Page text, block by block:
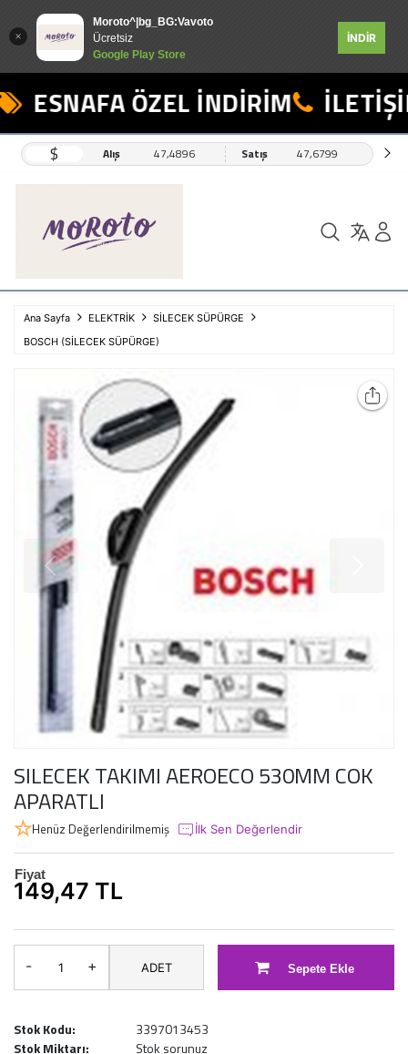
Moroto^|bg_BG:Vavoto
Ücretsiz
Google Play Store
İNDİR
ESNAFA ÖZEL İNDİRİM
$ Alış 47,4896 Satış 47,6799
Ana Sayfa ELEKTRİK
SİLECEK SÜPÜRGE
BOSCH (SİLECEK SÜPÜRGE)
SILECEK TAKIMI AEROECO 530MM COK
APARATLI
Henüz Değerlendirilmemiş İlk Sen Değerlendir
Fiyat
149,47 TL
- + ADET Sepete Ekle
Stok Kodu:
3397013453
Stok Miktarı:
Stok sorunuz